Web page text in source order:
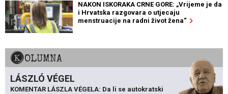
NAKON ISKORAKA CRNE GORE: „Vrijeme je da
i Hrvatska razgovara o utjecaju
menstruacije na radni život žena“
KOLUMNA
LÁSZLÓ VÉGEL
KOMENTAR LÁSZLA VÉGELA: Da li se autokratski